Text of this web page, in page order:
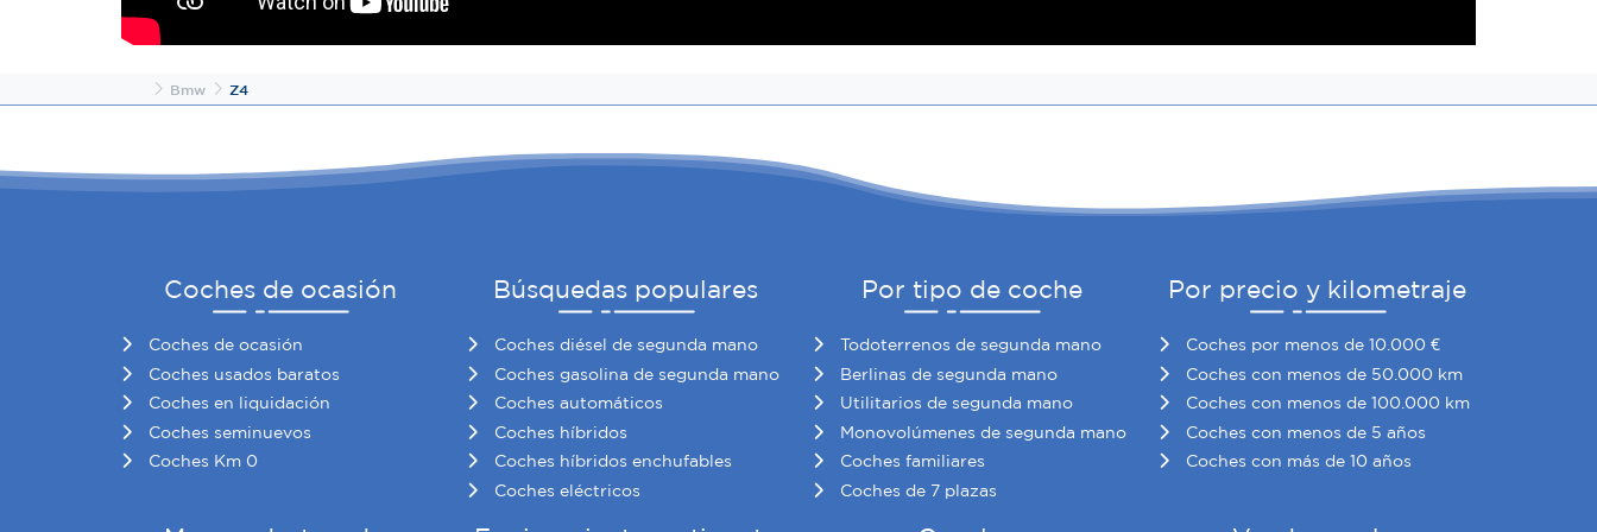
InicioBmw Z4
Coches de ocasión
Coches de ocasión
Coches usados baratos
Coches en liquidación
Coches seminuevos
Coches Km 0
Búsquedas populares
Coches diésel de segunda mano
Coches gasolina de segunda mano
Coches automáticos
Coches híbridos
Coches híbridos enchufables
Coches eléctricos
Por tipo de coche
Todoterrenos de segunda mano
Berlinas de segunda mano
Utilitarios de segunda mano
Monovolúmenes de segunda mano
Coches familiares
Coches de 7 plazas
Por precio y kilometraje
Coches por menos de 10.000 €
Coches con menos de 50.000 km
Coches con menos de 100.000 km
Coches con menos de 5 años
Coches con más de 10 años